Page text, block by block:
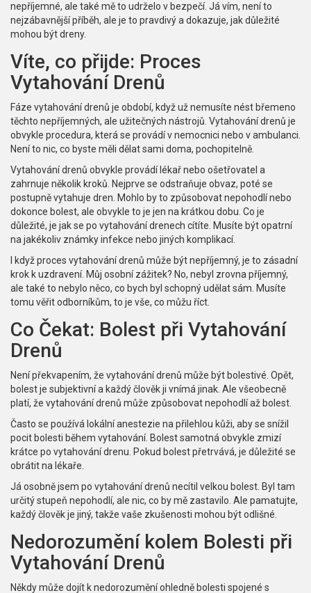
nepříjemné, ale také mě to udrželo v bezpečí. Já vím, není to
nejzábavnější příběh, ale je to pravdivý a dokazuje, jak důležité
mohou být dreny.
Víte, co přijde: Proces
Vytahování Drenů
Fáze vytahování drenů je období, když už nemusíte nést břemeno
těchto nepříjemných, ale užitečných nástrojů. Vytahování drenů je
obvykle procedura, která se provádí v nemocnici nebo v ambulanci.
Není to nic, co byste měli dělat sami doma, pochopitelně.
Vytahování drenů obvykle provádí lékař nebo ošetřovatel a
zahrnuje několik kroků. Nejprve se odstraňuje obvaz, poté se
postupně vytahuje dren. Mohlo by to způsobovat nepohodlí nebo
dokonce bolest, ale obvykle to je jen na krátkou dobu. Co je
důležité, je jak se po vytahování drenech cítíte. Musíte být opatrní
na jakékoliv známky infekce nebo jiných komplikací.
I když proces vytahování drenů může být nepříjemný, je to zásadní
krok k uzdravení. Můj osobní zážitek? No, nebyl zrovna příjemný,
ale také to nebylo něco, co bych byl schopný udělat sám. Musíte
tomu věřit odborníkům, to je vše, co můžu říct.
Co Čekat: Bolest při Vytahování
Drenů
Není překvapením, že vytahování drenů může být bolestivé. Opět,
bolest je subjektivní a každý člověk ji vnímá jinak. Ale všeobecně
platí, že vytahování drenů může způsobovat nepohodlí až bolest.
Často se používá lokální anestezie na přilehlou kůži, aby se snížil
pocit bolesti během vytahování. Bolest samotná obvykle zmizí
krátce po vytahování drenu. Pokud bolest přetrvává, je důležité se
obrátit na lékaře.
Já osobně jsem po vytahování drenů necítil velkou bolest. Byl tam
určitý stupeň nepohodlí, ale nic, co by mě zastavilo. Ale pamatujte,
každý člověk je jiný, takže vaše zkušenosti mohou být odlišné.
Nedorozumění kolem Bolesti při
Vytahování Drenů
Někdy může dojít k nedorozumění ohledně bolesti spojené s